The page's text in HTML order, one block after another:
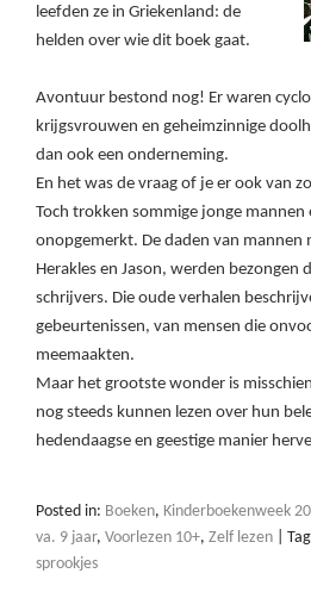
leefden ze in Griekenland: de
helden over wie dit boek gaat.
Avontuur bestond nog! Er waren
krijgsvrouwen en geheimzinnige
dan ook een onderneming.
En het was de vraag of je er ook van
Toch trokken sommige jonge mannen
onopgemerkt. De daden van mannen
Herakles en Jason, werden bezongen
schrijvers. Die oude verhalen
gebeurtenissen, van mensen die
meemaakten.
Maar het grootste wonder is
nog steeds kunnen lezen over hun
hedendaagse en geestige manier
Posted in: Boeken, Kinderboekenweek
va. 9 jaar, Voorlezen 10+, Zelf lezen
sprookjes